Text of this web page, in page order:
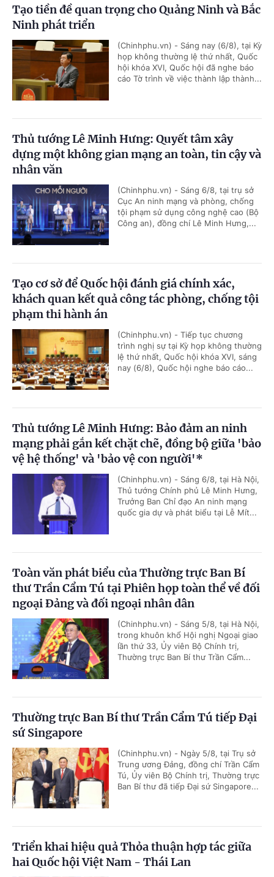
Tạo tiền đề quan trọng cho Quảng Ninh và Bắc
Ninh phát triển
(Chinhphu.vn) - Sáng nay (6/8), tại Kỳ
họp không thường lệ thứ nhất, Quốc
hội khóa XVI, Quốc hội đã nghe báo
cáo Tờ trình về việc thành lập thành...
Thủ tướng Lê Minh Hưng: Quyết tâm xây
dựng một không gian mạng an toàn, tin cậy và
nhân văn
(Chinhphu.vn) - Sáng 6/8, tại trụ sở
Cục An ninh mạng và phòng, chống
tội phạm sử dụng công nghệ cao (Bộ
Công an), đồng chí Lê Minh Hưng,...
Tạo cơ sở để Quốc hội đánh giá chính xác,
khách quan kết quả công tác phòng, chống tội
phạm thi hành án
(Chinhphu.vn) - Tiếp tục chương
trình nghị sự tại Kỳ họp không thường
lệ thứ nhất, Quốc hội khóa XVI, sáng
nay (6/8), Quốc hội nghe báo cáo...
Thủ tướng Lê Minh Hưng: Bảo đảm an ninh
mạng phải gắn kết chặt chẽ, đồng bộ giữa 'bảo
vệ hệ thống' và 'bảo vệ con người'*
(Chinhphu.vn) - Sáng 6/8, tại Hà Nội,
Thủ tướng Chính phủ Lê Minh Hưng,
Trưởng Ban Chỉ đạo An ninh mạng
quốc gia dự và phát biểu tại Lễ Mít...
Toàn văn phát biểu của Thường trực Ban Bí
thư Trần Cẩm Tú tại Phiên họp toàn thể về đối
ngoại Đảng và đối ngoại nhân dân
(Chinhphu.vn) - Sáng 5/8, tại Hà Nội,
trong khuôn khổ Hội nghị Ngoại giao
lần thứ 33, Ủy viên Bộ Chính trị,
Thường trực Ban Bí thư Trần Cẩm...
Thường trực Ban Bí thư Trần Cẩm Tú tiếp Đại
sứ Singapore
(Chinhphu.vn) - Ngày 5/8, tại Trụ sở
Trung ương Đảng, đồng chí Trần Cẩm
Tú, Ủy viên Bộ Chính trị, Thường trực
Ban Bí thư đã tiếp Đại sứ Singapore...
Triển khai hiệu quả Thỏa thuận hợp tác giữa
hai Quốc hội Việt Nam - Thái Lan